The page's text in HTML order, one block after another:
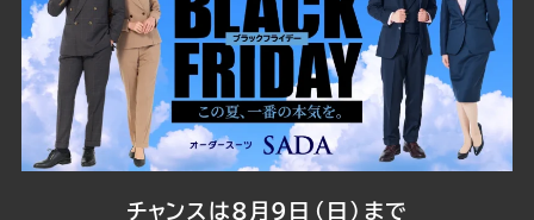
式
Youtube
式
Facebook
式
Twitter
式
式
LINE
チャンスは8月9日（日）まで